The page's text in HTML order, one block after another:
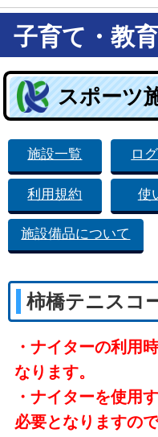
子育て・教
スポーツ
施設一覧 ロ
利用規約 使
施設備品について
柿橋テニス
・ナイターの利用
なります。
・ナイターを使用
必要となりますの